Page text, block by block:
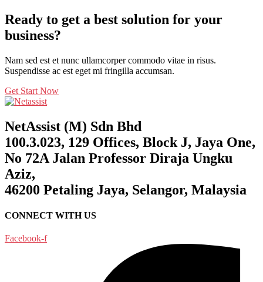
Ready to get a best solution for your
business?
Nam sed est et nunc ullamcorper commodo vitae in risus.
Suspendisse ac est eget mi fringilla accumsan.
Get Start Now
NetAssist (M) Sdn Bhd
100.3.023, 129 Offices, Block J, Jaya One,
No 72A Jalan Professor Diraja Ungku
Aziz,
46200 Petaling Jaya, Selangor, Malaysia
CONNECT WITH US
Facebook-f